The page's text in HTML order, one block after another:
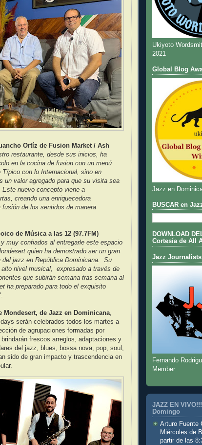
Ortíz de Fusion Market / Ash
restaurante, desde sus inicios, ha
en la cocina de fusion con un menú
con lo Internacional, sino en
un valor agregado para que su visita sea
Este nuevo concepto viene a
creando una enriquecedora
de los sentidos de manera
de Música a las 12 (97.7FM)
muy confiados al entregarle este espacio
quien ha demostrado ser un gran
del jazz en República Dominicana. Su
nivel musical, expresado a través de
que subirán semana tras semana al
ha preparado para todo el exquisito
Mondesert, de Jazz en Dominicana,
serán celebrados todos los martes a
de agrupaciones formadas por
frescos arreglos, adaptaciones y
del jazz, blues, bossa nova, pop, soul,
sido de gran impacto y trascendencia en
Ukiyoto
2021
Global Blog
Jazz en
BUSCAR en
DOWNLOAD
Cortesía de All
Jazz
Fernando
Member
JAZZ EN
Domingo
Arturo Fuente
Miércoles de
partir de las